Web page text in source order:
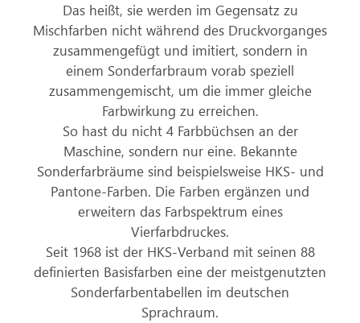
Das heißt, sie werden im Gegensatz zu
Mischfarben nicht während des Druckvorganges
zusammengefügt und imitiert, sondern in
einem Sonderfarbraum vorab speziell
zusammengemischt, um die immer gleiche
Farbwirkung zu erreichen.
So hast du nicht 4 Farbbüchsen an der
Maschine, sondern nur eine. Bekannte
Sonderfarbräume sind beispielsweise HKS- und
Pantone-Farben. Die Farben ergänzen und
erweitern das Farbspektrum eines
Vierfarbdruckes.
Seit 1968 ist der HKS-Verband mit seinen 88
definierten Basisfarben eine der meistgenutzten
Sonderfarbentabellen im deutschen
Sprachraum.